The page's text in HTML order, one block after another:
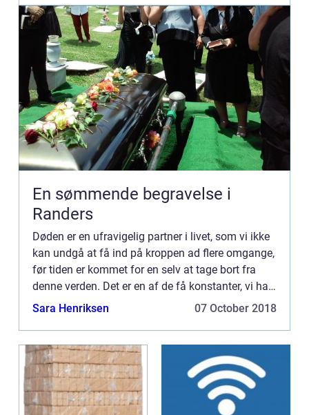
En sømmende begravelse i
Randers
Døden er en ufravigelig partner i livet, som vi ikke
kan undgå at få ind på kroppen ad flere omgange,
før tiden er kommet for en selv at tage bort fra
denne verden. Det er en af de få konstanter, vi har
i dette l...
Sara Henriksen 07 October 2018